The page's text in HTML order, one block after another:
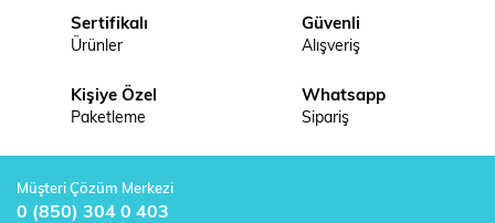
Sertifikalı
Ürünler
Güvenli
Alışveriş
Kişiye Özel
Paketleme
Whatsapp
Sipariş
Müşteri Çözüm Merkezi
0 (850) 304 0 403